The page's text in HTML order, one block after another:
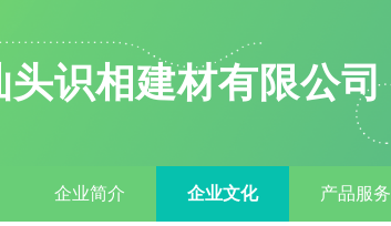
头识相建材有限公司
企业简介 企业文化 产品服务